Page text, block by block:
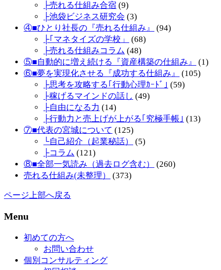
├売れる仕組み合宿 (9)
├池袋ビジネス研究会 (3)
④■ひとり社長の『売れる仕組み』
(94)
├｢マネタイズの学校」
(68)
├売れる仕組みコラム (48)
⑤■自動的に増え続ける『資産構築の仕組み』
(1)
⑥■夢を実現化させる『成功する仕組み』
(105)
├思考を攻略する｢行動心理ｶｰﾄﾞ｣ (59)
├稼げるマインドの話し (49)
├自由になる力 (14)
├行動力と売上げが上がる｢究極手帳｣ (13)
⑦■代表の宮城について (125)
└自己紹介（起業秘話）
(5)
├コラム (121)
⑧■全部一気読み（過去ログ含む）
(260)
売れる仕組み(未整理）
(373)
ページ上部へ戻る
Menu
初めての方へ
お問い合わせ
個別コンサルティング